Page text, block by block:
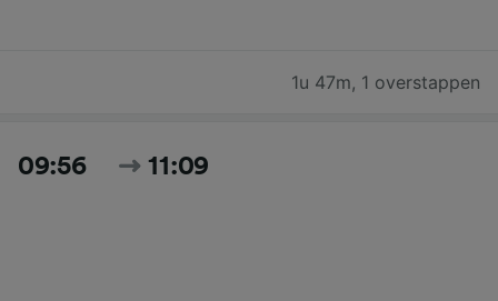
1u 47m, 1 overstappen
09:56 11:09